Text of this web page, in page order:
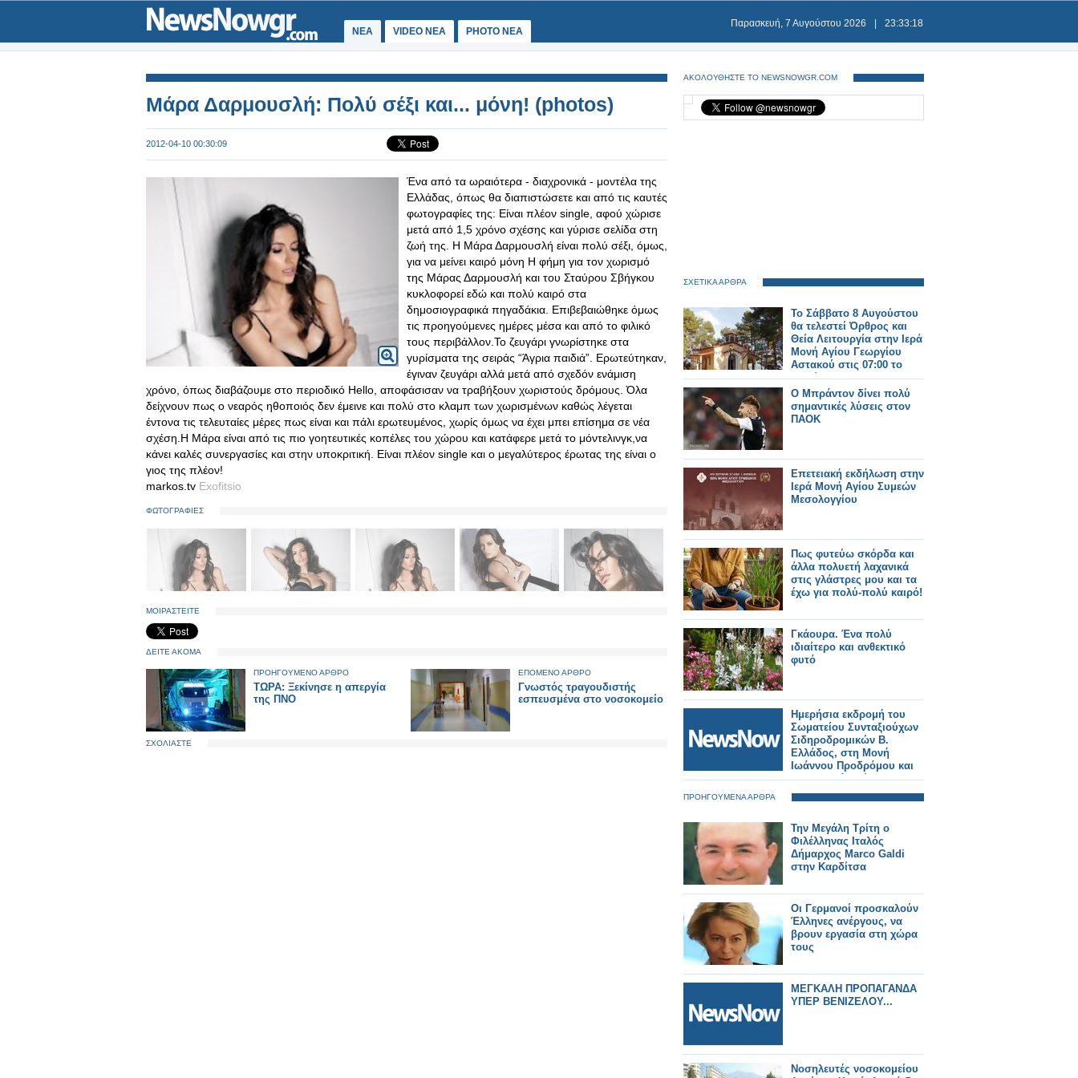
ΝΕΑ VIDEO NEA PHOTO NEA
Παρασκευή, 7 Αυγούστου 2026 23:33:18
Μάρα Δαρμουσλή: Πολύ σέξι και... μόνη! (photos)
2012-04-10 00:30:09
Ένα από τα ωραιότερα - διαχρονικά - μοντέλα της
Ελλάδας, όπως θα διαπιστώσετε και από τις καυτές
φωτογραφίες της: Είναι πλέον single, αφού χώρισε
μετά από 1,5 χρόνο σχέσης και γύρισε σελίδα στη
ζωή της. Η Μάρα Δαρμουσλή είναι πολύ σέξι, όμως,
για να μείνει καιρό μόνη Η φήμη για τον χωρισμό
της Μάρας Δαρμουσλή και του Σταύρου Σβήγκου
κυκλοφορεί εδώ και πολύ καιρό στα
δημοσιογραφικά πηγαδάκια. Επιβεβαιώθηκε όμως
τις προηγούμενες ημέρες μέσα και από το φιλικό
τους περιβάλλον.To ζευγάρι γνωρίστηκε στα
γυρίσματα της σειράς “Άγρια παιδιά”. Ερωτεύτηκαν,
έγιναν ζευγάρι αλλά μετά από σχεδόν ενάμιση
χρόνο, όπως διαβάζουμε στο περιοδικό Hello, αποφάσισαν να τραβήξουν χωριστούς δρόμους. Όλα
δείχνουν πως ο νεαρός ηθοποιός δεν έμεινε και πολύ στο κλαμπ των χωρισμένων καθώς λέγεται
έντονα τις τελευταίες μέρες πως είναι και πάλι ερωτευμένος, χωρίς όμως να έχει μπει επίσημα σε νέα
σχέση.Η Μάρα είναι από τις πιο γοητευτικές κοπέλες του χώρου και κατάφερε μετά το μόντελινγκ,να
κάνει καλές συνεργασίες και στην υποκριτική. Είναι πλέον single και ο μεγαλύτερος έρωτας της είναι ο
γιος της πλέον!
markos.tv Exofitsio
ΦΩΤΟΓΡΑΦΙΕΣ
ΜΟΙΡΑΣΤΕΙΤΕ
ΔΕΙΤΕ ΑΚΟΜΑ
ΠΡΟΗΓΟΥΜΕΝΟ ΑΡΘΡΟ
ΤΩΡΑ: Ξεκίνησε η απεργία
της ΠΝΟ
ΕΠΟΜΕΝΟ ΑΡΘΡΟ
Γνωστός τραγουδιστής
εσπευσμένα στο νοσοκομείο
ΣΧΟΛΙΑΣΤΕ
ΑΚΟΛΟΥΘΗΣΤΕ ΤΟ NEWSNOWGR.COM
ΣΧΕΤΙΚΑ ΑΡΘΡΑ
Το Σάββατο 8 Αυγούστου
θα τελεστεί Όρθρος και
Θεία Λειτουργία στην Ιερά
Μονή Αγίου Γεωργίου
Αστακού στις 07:00 το
πρωί.
Ο Μπράντον δίνει πολύ
σημαντικές λύσεις στον
ΠΑΟΚ
Επετειακή εκδήλωση στην
Ιερά Μονή Αγίου Συμεών
Μεσολογγίου
Πως φυτεύω σκόρδα και
άλλα πολυετή λαχανικά
στις γλάστρες μου και τα
έχω για πολύ-πολύ καιρό!
Γκάουρα. Ένα πολύ
ιδιαίτερο και ανθεκτικό
φυτό
Ημερήσια εκδρομή του
Σωματείου Συνταξιούχων
Σιδηροδρομικών Β.
Ελλάδος, στη Μονή
Ιωάννου Προδρόμου και
στα Οχυρά Ρούπελ.
ΠΡΟΗΓΟΥΜΕΝΑ ΑΡΘΡΑ
Την Μεγάλη Τρίτη ο
Φιλέλληνας Ιταλός
Δήμαρχος Marco Galdi
στην Καρδίτσα
Οι Γερμανοί προσκαλούν
Έλληνες ανέργους, να
βρουν εργασία στη χώρα
τους
ΜΕΓΚΑΛΗ ΠΡΟΠΑΓΑΝΔΑ
ΥΠΕΡ ΒΕΝΙΖΕΛΟΥ...
Νοσηλευτές νοσοκομείου